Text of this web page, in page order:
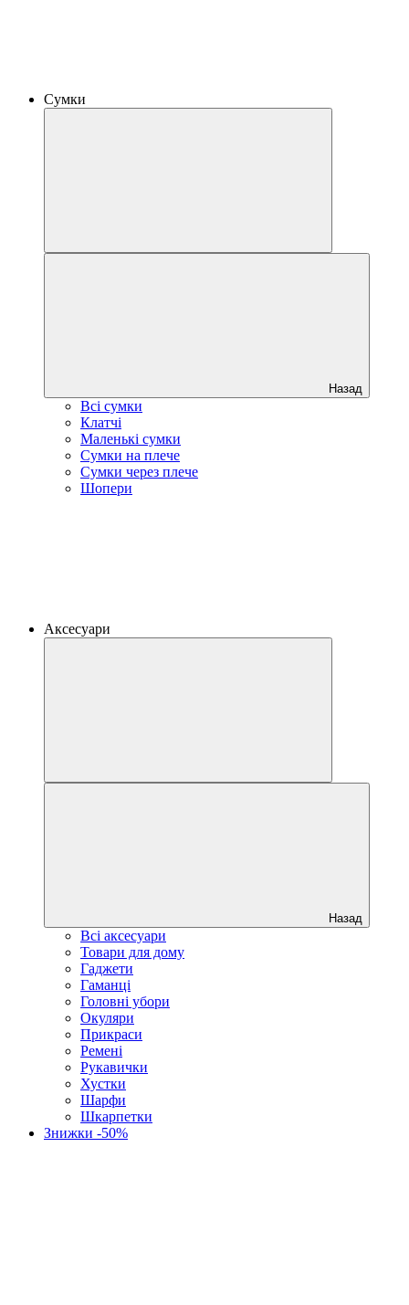
Сумки
Назад
Всі сумки
Клатчі
Маленькі сумки
Сумки на плече
Сумки через плече
Шопери
Аксесуари
Назад
Всі аксесуари
Товари для дому
Гаджети
Гаманці
Головні убори
Окуляри
Прикраси
Ремені
Рукавички
Хустки
Шарфи
Шкарпетки
Знижки -50%